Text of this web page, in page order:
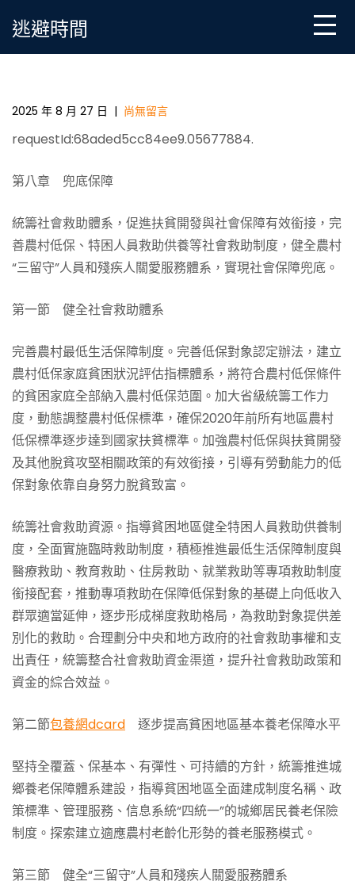
逃避時間
“十三五”脫貧攻堅規劃/全文_中國一包養心得發展門戶
2025 年 8 月 27 日 | 尚無留言
requestId:68aded5cc84ee9.05677884.
第八章 兜底保障
統籌社會救助體系，促進扶貧開發與社會保障有效銜接，完
善農村低保、特困人員救助供養等社會救助制度，健全農村
“三留守”人員和殘疾人關愛服務體系，實現社會保障兜底。
第一節 健全社會救助體系
完善農村最低生活保障制度。完善低保對象認定辦法，建立
農村低保家庭貧困狀況評估指標體系，將符合農村低保條件
的貧困家庭全部納入農村低保范圍。加大省級統籌工作力
度，動態調整農村低保標準，確保2020年前所有地區農村
低保標準逐步達到國家扶貧標準。加強農村低保與扶貧開發
及其他脫貧攻堅相關政策的有效銜接，引導有勞動能力的低
保對象依靠自身努力脫貧致富。
統籌社會救助資源。指導貧困地區健全特困人員救助供養制
度，全面實施臨時救助制度，積極推進最低生活保障制度與
醫療救助、教育救助、住房救助、就業救助等專項救助制度
銜接配套，推動專項救助在保障低保對象的基礎上向低收入
群眾適當延伸，逐步形成梯度救助格局，為救助對象提供差
別化的救助。合理劃分中央和地方政府的社會救助事權和支
出責任，統籌整合社會救助資金渠道，提升社會救助政策和
資金的綜合效益。
第二節包養網dcard 逐步提高貧困地區基本養老保障水平
堅持全覆蓋、保基本、有彈性、可持續的方針，統籌推進城
鄉養老保障體系建設，指導貧困地區全面建成制度名稱、政
策標準、管理服務、信息系統“四統一”的城鄉居民養老保險
制度。探索建立適應農村老齡化形勢的養老服務模式。
第三節 健全“三留守”人員和殘疾人關愛服務體系